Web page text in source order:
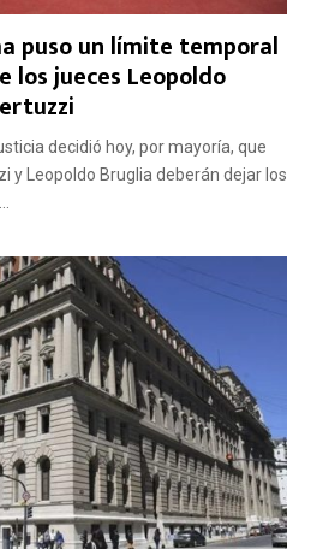
puso un límite temporal
los jueces Leopoldo
decidió hoy, por mayoría, que
y Leopoldo Bruglia deberán dejar los